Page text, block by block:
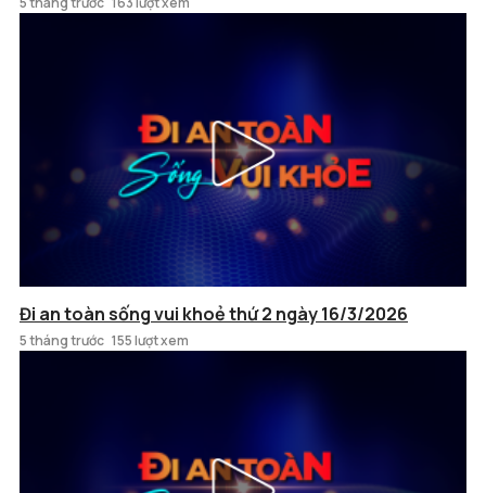
Đi an toàn sống vui khoẻ thứ 2 ngày 16/3/2026
5 tháng trước 155 lượt xem